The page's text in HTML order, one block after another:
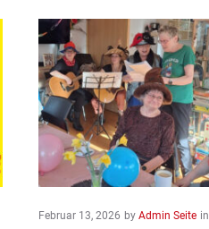
Februar 13, 2026 by Admin Seite in